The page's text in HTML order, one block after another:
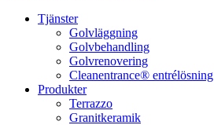
Tjänster
Golvläggning
Golvbehandling
Golvrenovering
Cleanentrance® entrélösning
Produkter
Terrazzo
Granitkeramik